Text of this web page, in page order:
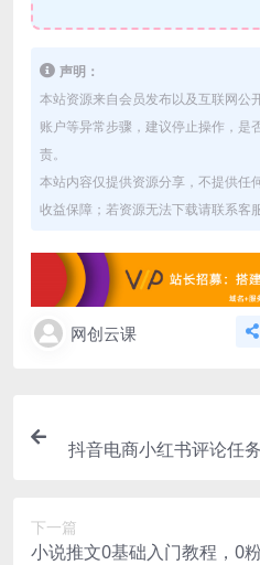
声明：
本站资源来自会员发布以及互联网公
账户等异常步骤，建议停止操作，是
责。
本站内容仅提供资源分享，不提供任
收益保障；若资源无法下载请联系客
网创云课
抖音电商小红书评论任
下一篇
小说推文0基础入门教程，0